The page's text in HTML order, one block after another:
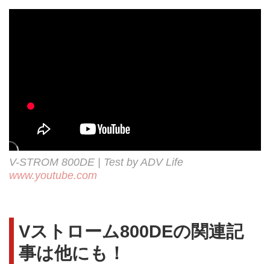
V-STROM 800DE | Test by ADV Life
www.youtube.com
Vストローム800DEの関連記
事は他にも！